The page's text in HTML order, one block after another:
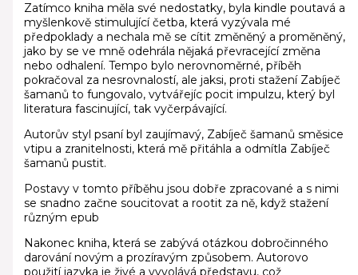
Zatímco kniha měla své nedostatky, byla kindle poutavá a
myšlenkově stimulující četba, která vyzývala mé
předpoklady a nechala mě se cítit změněný a proměněný,
jako by se ve mně odehrála nějaká převracející změna
nebo odhalení. Tempo bylo nerovnoměrné, příběh
pokračoval za nesrovnalostí, ale jaksi, proti stažení Zabíječ
šamanů to fungovalo, vytvářejíc pocit impulzu, který byl
literatura fascinující, tak vyčerpávající.
Autorův styl psaní byl zaujímavý, Zabíječ šamanů směsice
vtipu a zranitelnosti, která mě přitáhla a odmítla Zabíječ
šamanů pustit.
Postavy v tomto příběhu jsou dobře zpracované a s nimi
se snadno začne soucitovat a rootit za ně, když stažení
různým epub
Nakonec kniha, která se zabývá otázkou dobročinného
darování novým a prozíravým způsobem. Autorovo
použití jazyka je živé a vyvolává představu, což